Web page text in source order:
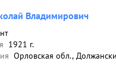
Владимирович
1921 г.
Орловская обл.,